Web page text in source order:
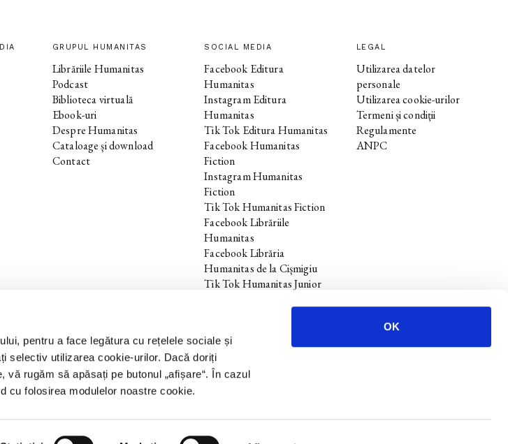
pentru a face legătura cu rețelele sociale și
selectiv utilizarea cookie-urilor. Dacă doriți
vă rugăm să apăsați pe butonul „afișare“. În cazul
cu folosirea modulelor noastre cookie.
OK
GRUPUL HUMANITAS
Librăriile Humanitas
Podcast
Biblioteca virtuală
Ebook-uri
Despre Humanitas
Cataloage și download
Contact
SOCIAL MEDIA
Facebook Editura
Humanitas
Instagram Editura
Humanitas
Tik Tok Editura Humanitas
Facebook Humanitas
Fiction
Instagram Humanitas
Fiction
Tik Tok Humanitas Fiction
Facebook Librăriile
Humanitas
Facebook Librăria
Humanitas de la Cișmigiu
Tik Tok Humanitas Junior
LEGAL
Utilizarea datelor
personale
Utilizarea cookie-urilor
Termeni și condiții
Regulamente
ANPC